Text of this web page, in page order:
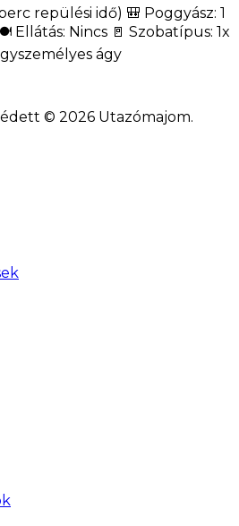
repülési idő) 🎒 Poggyász: 1
Ellátás: Nincs 🚪 Szobatípus: 1x
ágy
© 2026 Utazómajom.